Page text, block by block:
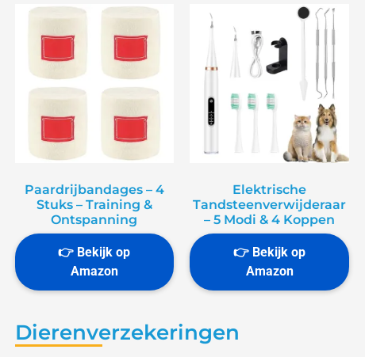
Paardrijbandages – 4
Stuks – Training &
Ontspanning
Elektrische
Tandsteenverwijderaar
– 5 Modi & 4 Koppen
Dierenverzekeringen